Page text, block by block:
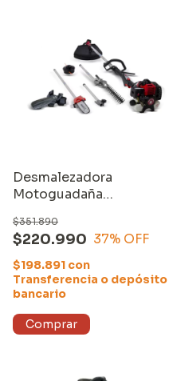
Desmalezadora
Motoguadaña
Multifunción Equus
$220.990
$351.890
37% OFF
$198.891 con
Transferencia o depósito
bancario